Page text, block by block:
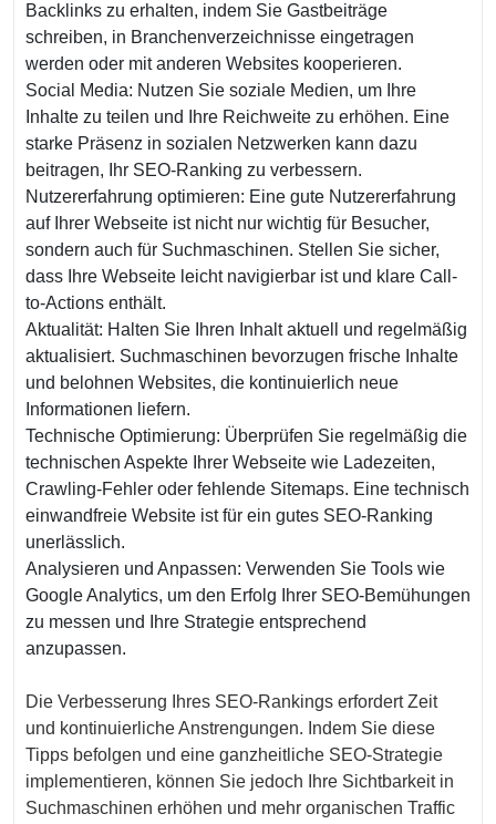
Backlinks zu erhalten, indem Sie Gastbeiträge
schreiben, in Branchenverzeichnisse eingetragen
werden oder mit anderen Websites kooperieren.
Social Media: Nutzen Sie soziale Medien, um Ihre
Inhalte zu teilen und Ihre Reichweite zu erhöhen. Eine
starke Präsenz in sozialen Netzwerken kann dazu
beitragen, Ihr SEO-Ranking zu verbessern.
Nutzererfahrung optimieren: Eine gute Nutzererfahrung
auf Ihrer Webseite ist nicht nur wichtig für Besucher,
sondern auch für Suchmaschinen. Stellen Sie sicher,
dass Ihre Webseite leicht navigierbar ist und klare Call-
to-Actions enthält.
Aktualität: Halten Sie Ihren Inhalt aktuell und regelmäßig
aktualisiert. Suchmaschinen bevorzugen frische Inhalte
und belohnen Websites, die kontinuierlich neue
Informationen liefern.
Technische Optimierung: Überprüfen Sie regelmäßig die
technischen Aspekte Ihrer Webseite wie Ladezeiten,
Crawling-Fehler oder fehlende Sitemaps. Eine technisch
einwandfreie Website ist für ein gutes SEO-Ranking
unerlässlich.
Analysieren und Anpassen: Verwenden Sie Tools wie
Google Analytics, um den Erfolg Ihrer SEO-Bemühungen
zu messen und Ihre Strategie entsprechend
anzupassen.
Die Verbesserung Ihres SEO-Rankings erfordert Zeit
und kontinuierliche Anstrengungen. Indem Sie diese
Tipps befolgen und eine ganzheitliche SEO-Strategie
implementieren, können Sie jedoch Ihre Sichtbarkeit in
Suchmaschinen erhöhen und mehr organischen Traffic